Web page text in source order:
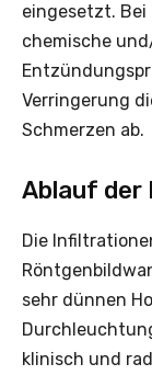
eingesetzt. Bei
chemische
Verringerung
Schmerzen ab.
Ablauf der
Die
sehr dünnen
klinisch und